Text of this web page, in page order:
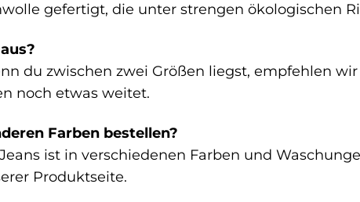
gefertigt, die unter strengen ökologischen
du zwischen zwei Größen liegst, empfehlen
noch etwas weitet.
Farben bestellen?
ist in verschiedenen Farben und
Produktseite.